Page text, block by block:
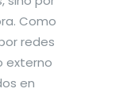
Como
redes
externo
en